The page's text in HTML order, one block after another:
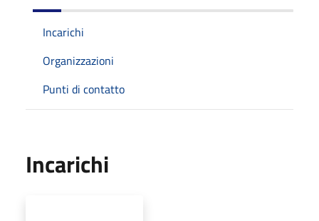
Incarichi
Organizzazioni
Punti di contatto
Incarichi